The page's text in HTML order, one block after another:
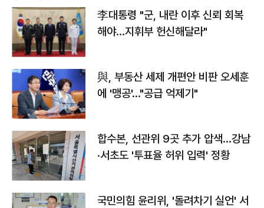
李대통령 "군, 내란 이후 신뢰 회복
해야…지휘부 헌신해달라"
與, 부동산 세제 개편안 비판 오세훈
에 '맹공'…"공급 억제기"
합수본, 선관위 9곳 추가 압색…강남
·서초도 '투표율 허위 입력' 정황
국민의힘 윤리위, '돌려차기 실언' 서